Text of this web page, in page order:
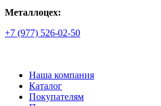
Металлоцех:
+7 (977) 526-02-50
Наша компания
Каталог
Покупателям